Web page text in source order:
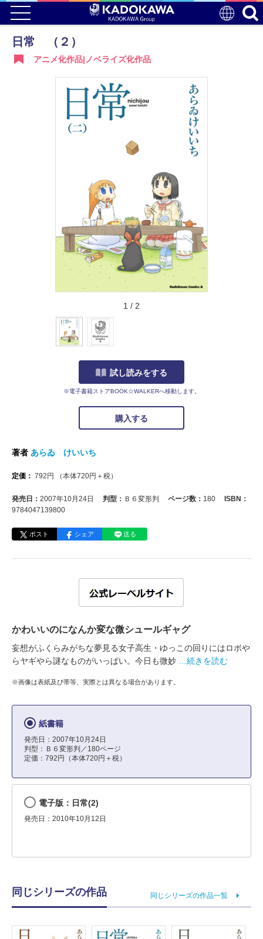
日常 （２）
アニメ化作品|ノベライズ化作品
1 / 2
試し読みをする
※電子書籍ストアBOOK☆WALKERへ移動します。
購入する
著者 あらゐ けいいち
定価： 792 円 （本体720円＋税）
発売日： 2007年10月24日 判型： Ｂ６変形判 ページ数： 180
ISBN：
9784047139800
ポスト シェア 送る
かわいいのになんか変な微シュールギャグ
妄想がふくらみがちな夢見る女子高生・ゆっこの回りにはロボや
らヤギやら謎なものがいっぱい。今日も微妙
…続きを読む
※画像は表紙及び帯等、実際とは異なる場合があります。
紙書籍
発売日：2007年10月24日
判型：Ｂ６変形判／180ページ
定価：792円（本体720円＋税）
電子版：日常(2)
発売日：2010年10月12日
同じシリーズの作品 同じシリーズの作品一覧